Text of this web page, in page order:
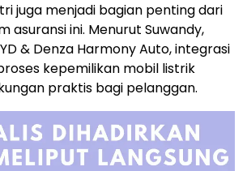
juga menjadi bagian penting dari
asuransi ini. Menurut Suwandy,
& Denza Harmony Auto, integrasi
kepemilikan mobil listrik
praktis bagi pelanggan.